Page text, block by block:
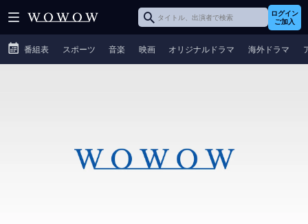
ログイン
ご加入
番組表 スポーツ 音楽 映画 オリジナルドラマ 海外ドラマ